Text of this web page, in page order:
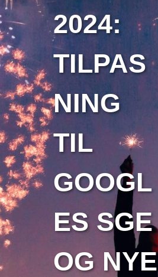
2024:
TILPAS
NING
TIL
GOOGL
ES SGE
OG NYE